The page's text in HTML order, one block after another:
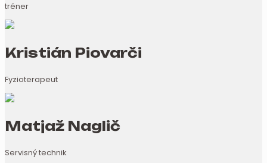
tréner
Kristián Piovarči
Fyzioterapeut
Matjaž Naglič
Servisný technik